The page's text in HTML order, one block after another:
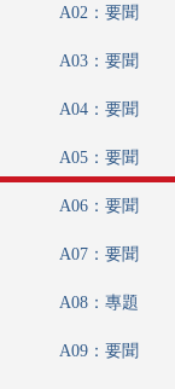
A02：要聞
A03：要聞
A04：要聞
A05：要聞
A06：要聞
A07：要聞
A08：專題
A09：要聞